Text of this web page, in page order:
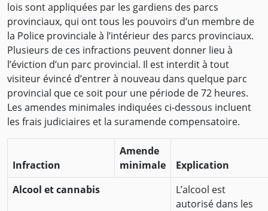
lois sont appliquées par les gardiens des parcs
provinciaux, qui ont tous les pouvoirs d’un membre de
la Police provinciale à l’intérieur des parcs provinciaux.
Plusieurs de ces infractions peuvent donner lieu à
l’éviction d’un parc provincial. Il est interdit à tout
visiteur évincé d’entrer à nouveau dans quelque parc
provincial que ce soit pour une période de 72 heures.
Les amendes minimales indiquées ci-dessous incluent
les frais judiciaires et la suramende compensatoire.
Infraction
Amende
minimale
Explication
Alcool et cannabis
L’alcool est
autorisé dans les